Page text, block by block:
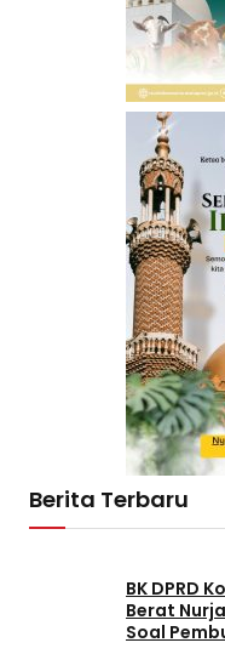
Berita Terbaru
BK DPRD
Berat
Soal